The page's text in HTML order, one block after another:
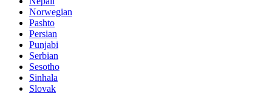
Norwegian
Pashto
Persian
Punjabi
Serbian
Sesotho
Sinhala
Slovak